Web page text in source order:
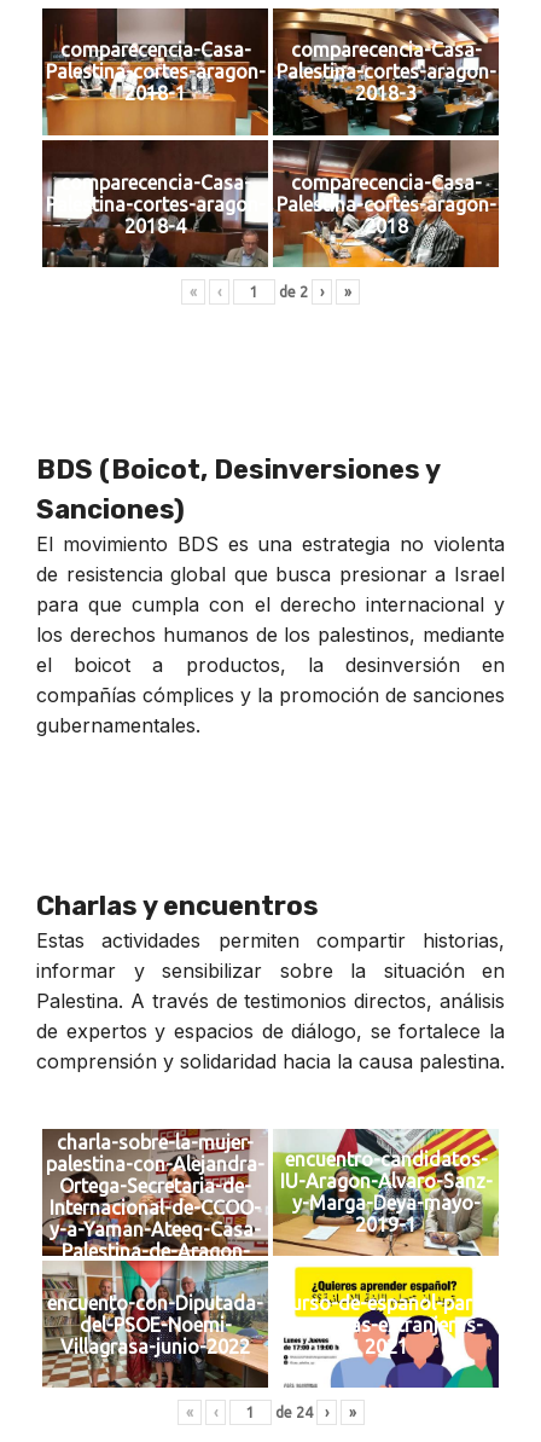
comparecencia-Casa-
Palestina-cortes-aragon-
2018-1
comparecencia-Casa-
Palestina-cortes-aragon-
2018-3
comparecencia-Casa-
Palestina-cortes-aragon-
2018-4
comparecencia-Casa-
Palestina-cortes-aragon-
2018
« ‹ de 2 › »
BDS (Boicot, Desinversiones y
Sanciones)
El movimiento BDS es una estrategia no violenta
de resistencia global que busca presionar a Israel
para que cumpla con el derecho internacional y
los derechos humanos de los palestinos, mediante
el boicot a productos, la desinversión en
compañías cómplices y la promoción de sanciones
gubernamentales.
Charlas y encuentros
Estas actividades permiten compartir historias,
informar y sensibilizar sobre la situación en
Palestina. A través de testimonios directos, análisis
de expertos y espacios de diálogo, se fortalece la
comprensión y solidaridad hacia la causa palestina.
charla-sobre-la-mujer-
palestina-con-Alejandra-
Ortega-Secretaria-de-
Internacional-de-CCOO-
y-a-Yaman-Ateeq-Casa-
Palestina-de-Aragon-
febrero-2019
encuentro-candidatos-
IU-Aragon-Alvaro-Sanz-
y-Marga-Deya-mayo-
2019-1
encuento-con-Diputada-
del-PSOE-Noemi-
Villagrasa-junio-2022
curso-de-espanol-para-
personas-extranjeras-
2021
« ‹ de 24 › »